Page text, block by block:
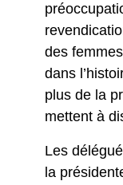
des
dans
plus de la
mettent à
Les
la